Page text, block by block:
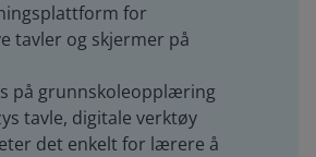
for
tavler og skjermer på
på grunnskoleopplæring
tavle, digitale verktøy
det enkelt for lærere å